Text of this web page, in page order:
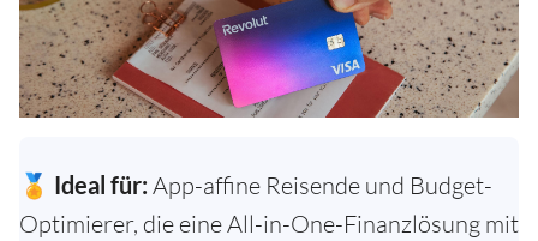
🏅 Ideal für: App-affine Reisende und Budget-
Optimierer, die eine All-in-One-Finanzlösung mit